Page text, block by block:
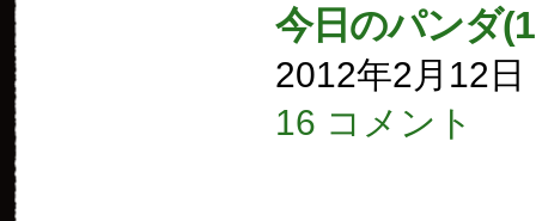
今日のパンダ
2012年2月12日
16 コメント